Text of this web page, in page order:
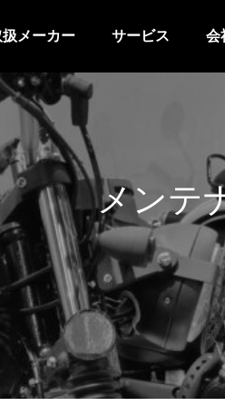
メーカー サービス 会
メンテ